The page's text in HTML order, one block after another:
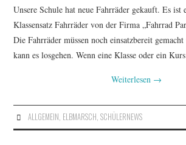
Unsere Schule hat neue Fahrräder gekauft. Es ist
Klassensatz Fahrräder von der Firma „Fahrrad
Die Fahrräder müssen noch einsatzbereit
kann es losgehen. Wenn eine Klasse oder ein
Weiterlesen →
ALLGEMEIN, ELBMARSCH, SCHÜLERNEWS